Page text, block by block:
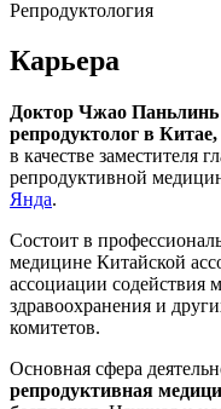
Репродуктология
Карьера
Доктор Чжао
репродуктолог в Китае,
в качестве заместителя
репродуктивной
Янда.
Состоит в
медицине Китайской
ассоциации содействия
здравоохранения и
комитетов.
Основная сфера
репродуктивная